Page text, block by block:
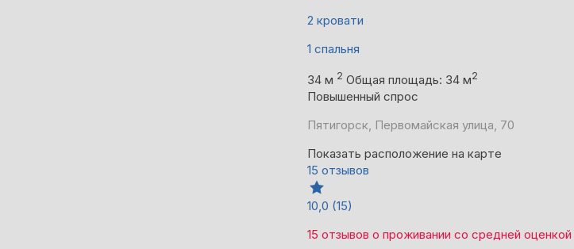
2 кровати
1 спальня
34 м 2 Общая площадь: 34 м2
Повышенный спрос
Пятигорск, Первомайская улица, 70
Показать расположение на карте
15 отзывов
10,0 (15)
15 отзывов о проживании со средней оценкой